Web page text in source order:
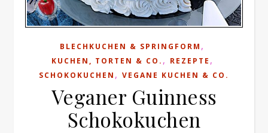
BLECHKUCHEN & SPRINGFORM ,
KUCHEN, TORTEN & CO. , REZEPTE ,
SCHOKOKUCHEN , VEGANE KUCHEN & CO.
Veganer Guinness
Schokokuchen